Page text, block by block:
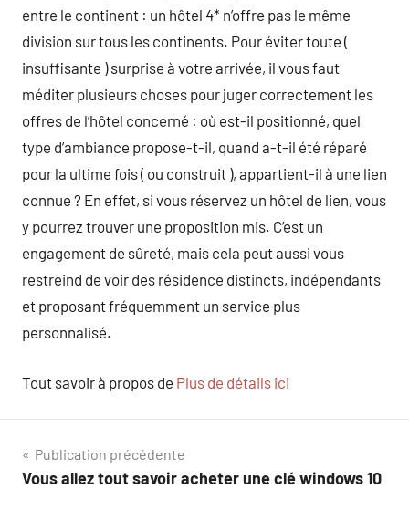
entre le continent : un hôtel 4* n’offre pas le même
division sur tous les continents. Pour éviter toute (
insuffisante ) surprise à votre arrivée, il vous faut
méditer plusieurs choses pour juger correctement les
offres de l’hôtel concerné : où est-il positionné, quel
type d’ambiance propose-t-il, quand a-t-il été réparé
pour la ultime fois ( ou construit ), appartient-il à une lien
connue ? En effet, si vous réservez un hôtel de lien, vous
y pourrez trouver une proposition mis. C’est un
engagement de sûreté, mais cela peut aussi vous
restreind de voir des résidence distincts, indépendants
et proposant fréquemment un service plus
personnalisé.
Tout savoir à propos de Plus de détails ici
Navigation
de
Publication précédente
Vous allez tout savoir acheter une clé windows 10